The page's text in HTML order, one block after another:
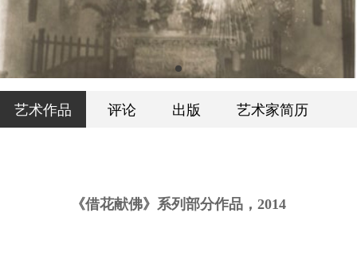
艺术作品 评论 出版 艺术家简历
《借花献佛》系列部分作品，2014